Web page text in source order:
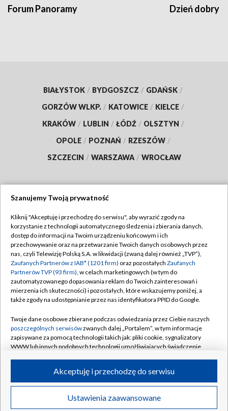
Forum Panoramy Dzień dobry
BIAŁYSTOK / BYDGOSZCZ / GDAŃSK /
GORZÓW WLKP. / KATOWICE / KIELCE /
KRAKÓW / LUBLIN / ŁÓDŹ / OLSZTYN /
OPOLE / POZNAŃ / RZESZÓW /
SZCZECIN / WARSZAWA / WROCŁAW
TVP
Abonament TVP
Emisja w TVP
Centrum informacji TVP
Naziemna Telewizja Cyfrowa
Rada Programowa
System NOS
Informacje o nadawcy
Program dla prasy
Ogłoszenie przetargowe
Regulamin TVP
Polityka prywatności
Moje zgody
Pomoc
Kontakt
Kanały
©2026 Telewizja Polska S.A. w likwidacji
Szanujemy Twoją prywatność
Kliknij "Akceptuję i przechodzę do serwisu", aby wyrazić zgody na
korzystanie z technologii automatycznego śledzenia i zbierania danych,
dostęp do informacji na Twoim urządzeniu końcowym i ich
przechowywanie oraz na przetwarzanie Twoich danych osobowych przez
nas, czyli Telewizję Polską S.A. w likwidacji (zwaną dalej również „TVP”),
Zaufanych Partnerów z IAB* (1201 firm) oraz pozostałych Zaufanych
Partnerów TVP (93 firm), w celach marketingowych (w tym do
zautomatyzowanego dopasowania reklam do Twoich zainteresowań i
mierzenia ich skuteczności) i pozostałych, które wskazujemy poniżej, a
także zgody na udostępnianie przez nas identyfikatora PPID do Google.
Twoje dane osobowe zbierane podczas odwiedzania przez Ciebie naszych
poszczególnych serwisówzwanych dalej „Portalem”, w tym informacje
zapisywane za pomocą technologii takich jak: pliki cookie, sygnalizatory
WWW lub innych podobnych technologii umożliwiających świadczenie
ruchu w Internecie.
Twoje dane osobowe zbierane podczas odwiedzania przez Ciebie
poszczególnych serwisówna Portalu, takie jak adresy IP, identyfikatory
Ustawienia zaawansowane
Akceptuję i przechodzę do serwisu